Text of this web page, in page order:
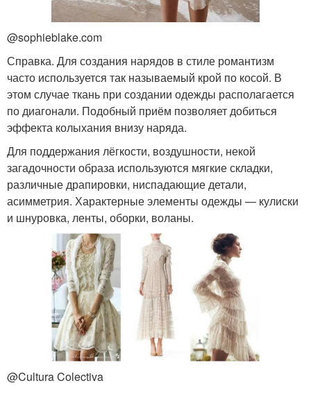
@sophieblake.com
Справка. Для создания нарядов в стиле романтизм
часто используется так называемый крой по косой. В
этом случае ткань при создании одежды располагается
по диагонали. Подобный приём позволяет добиться
эффекта колыхания внизу наряда.
Для поддержания лёгкости, воздушности, некой
загадочности образа используются мягкие складки,
различные драпировки, ниспадающие детали,
асимметрия. Характерные элементы одежды — кулиски
и шнуровка, ленты, оборки, воланы.
@Cultura Colectiva